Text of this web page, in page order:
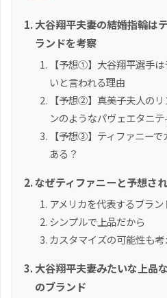
大谷翔平夫妻の結婚指輪は
ランドを考察
【予想①】大谷翔平選手
いと言われる理由
【予想②】真美子夫人の
ンのようなパヴェエタニ
【予想③】ティファニー
ある？
なぜティファニーと予想さ
アメリカを代表するブラン
シンプルで上品だから
カスタマイズの可能性も
大谷翔平夫妻みたいな上品
のブランド